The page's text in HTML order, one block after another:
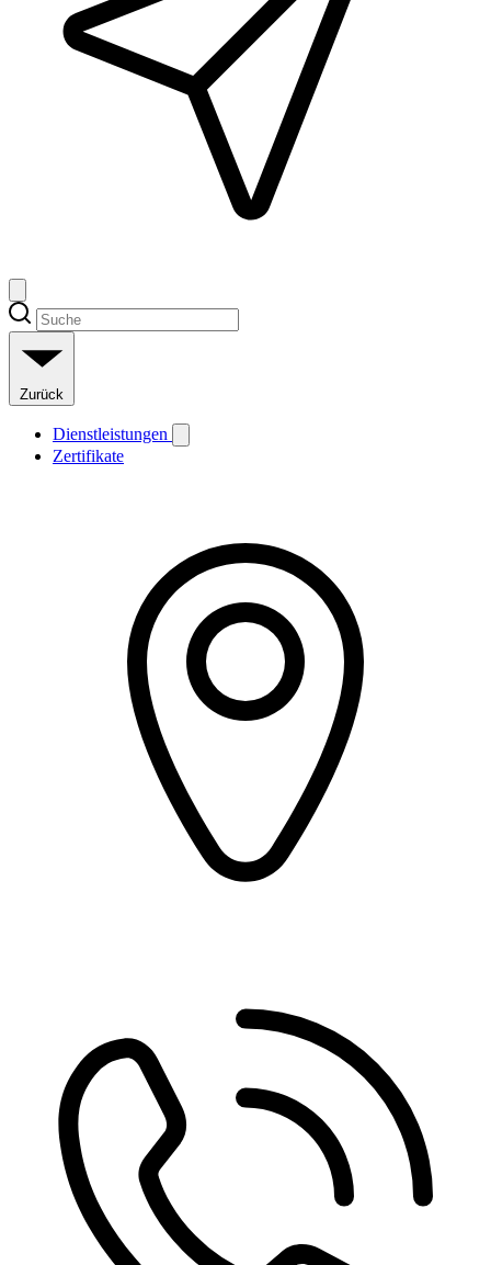
Zurück
Dienstleistungen
Zertifikate